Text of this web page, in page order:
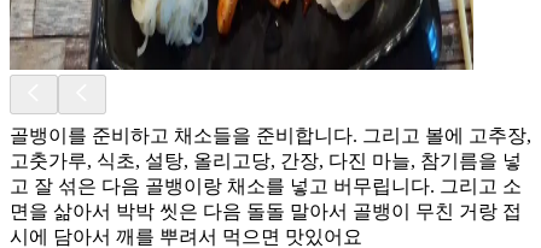
골뱅이를 준비하고 채소들을 준비합니다. 그리고 볼에 고추장,
고춧가루, 식초, 설탕, 올리고당, 간장, 다진 마늘, 참기름을 넣
고 잘 섞은 다음 골뱅이랑 채소를 넣고 버무립니다. 그리고 소
면을 삶아서 박박 씻은 다음 돌돌 말아서 골뱅이 무친 거랑 접
시에 담아서 깨를 뿌려서 먹으면 맛있어요